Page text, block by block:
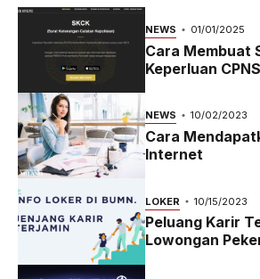
NEWS 01/01/2025
Cara Membuat
Keperluan
NEWS 10/02/2023
Cara
Internet
LOKER 10/15/2023
Peluang Karir
Lowongan